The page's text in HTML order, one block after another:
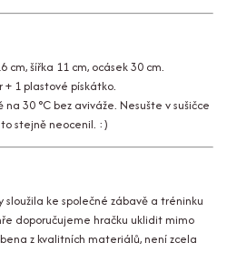
cm, šířka 11 cm, ocásek 30 cm.
+ 1 plastové pískátko.
30 °C bez aviváže. Nesušte v sušičce
stejně neocenil. :)
ke společné zábavě a tréninku
doporučujeme hračku uklidit mimo
z kvalitních materiálů, není zcela